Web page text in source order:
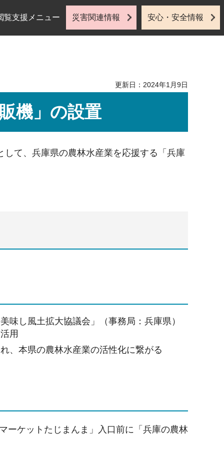
覧支援メニュー 災害関連情報 安心・安全情報
更新日：2024年1月9日
機」の設置
て、兵庫県の農林水産業を応援する「兵庫
味し風土拡大協議会」（事務局：兵庫県）
用
、本県の農林水産業の活性化に繋がる
ーケットたじまんま」入口前に「兵庫の農林